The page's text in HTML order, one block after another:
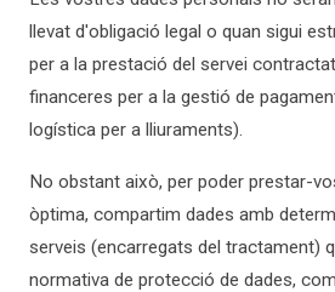
llevat d'obligació legal o quan sigui
per a la prestació del servei
financeres per a la gestió de
logística per a lliuraments).
No obstant això, per poder prestar-
òptima, compartim dades amb
serveis (encarregats del tractament)
normativa de protecció de dades,